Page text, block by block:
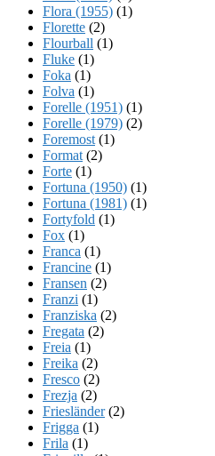
Flora (1955) (1)
Florette (2)
Flourball (1)
Fluke (1)
Foka (1)
Folva (1)
Forelle (1951) (1)
Forelle (1979) (2)
Foremost (1)
Format (2)
Forte (1)
Fortuna (1950) (1)
Fortuna (1981) (1)
Fortyfold (1)
Fox (1)
Franca (1)
Francine (1)
Fransen (2)
Franzi (1)
Franziska (2)
Fregata (2)
Freia (1)
Freika (2)
Fresco (2)
Frezja (2)
Friesländer(2)
Frigga (1)
Frila (1)